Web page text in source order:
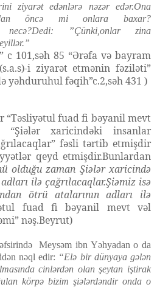
ziyarət edənlərə nəzər edər.Ona
öncə mi onlara baxar?
necə?Dedi: ”Çünki,onlar zina
c 101,səh 85 “Ərəfa və bayram
i ziyarət etmənin fəziləti”
yəhduruhul fəqih”c.2,səh 431 )
“Təsliyətul fuad fi bəyanil mevt
“Şiələr xaricindəki insanlar
fəsli tərtib etmişdir
qeyd etmişdir.Bunlardan
olduğu zaman Şiələr xaricində
ilə çağrılacaqlar.Şiəmiz isə
ötrü atalarının adları ilə
fuad fi bəyanil mevt vəl
nəş.Beyrut)
Meysəm ibn Yəhyadan o da
nəql edir: “Elə bir dünyaya gələn
cinlərdən olan şeytan iştirak
körpə bizim şiələrdəndir onda o